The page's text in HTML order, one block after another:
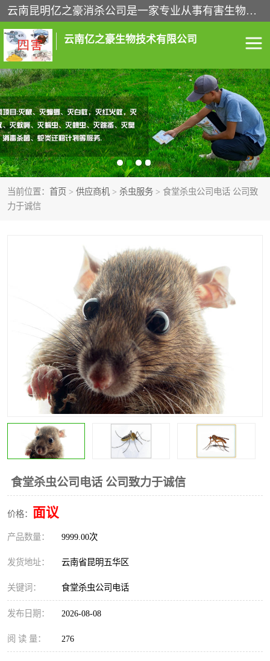
云南昆明亿之豪消杀公司是一家专业从事有害生物防治综合治理的公司，治理服务包括：灭鼠,杀虫,除虫,除蟑螂,白蚁防治,消杀等；安全环保,快速上门,价格透明,完善的售后服务,不影响您的生活工作。
云南亿之豪生物技术有限公司
当前位置： 首页 > 供应商机 > 杀虫服务 > 食堂杀虫公司电话 公司致
力于诚信
食堂杀虫公司电话 公司致力于诚信
价格： 面议
产品数量： 9999.00次
发货地址： 云南省昆明五华区
关键词： 食堂杀虫公司电话
发布日期： 2026-08-08
阅 读 量： 276
灭鼠服务 杀虫服务
除虫服务 除蟑螂服务
白蚁防治服务 消杀服务
昆明灭老鼠 昆明灭蟑螂
昆明白蚁防治
昆明灭红火蚁公司 昆明驱蛇公司
昆明除虫除蚁